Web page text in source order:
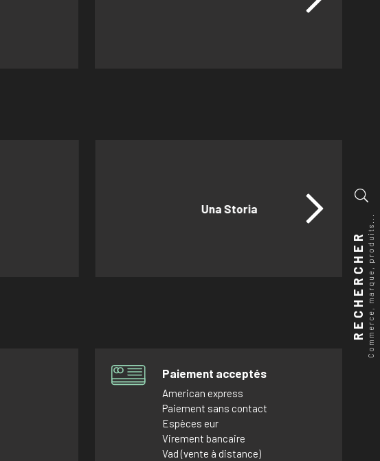
RECHERCHERCommerce, marque, produits...
Una Storia
Paiement acceptés
American express
Paiement sans contact
Espèces eur
Virement bancaire
Vad (vente à distance)